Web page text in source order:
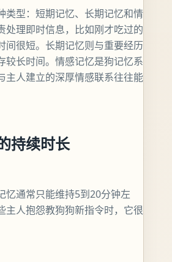
类型：短期记忆、长期记忆和情
处理即时信息，比如刚才吃过的
间很短。长期记忆则与重要经历
较长时间。情感记忆是狗记忆系
主人建立的深厚情感联系往往能
持续时长
忆通常只能维持5到20分钟左
主人抱怨教狗狗新指令时，它很